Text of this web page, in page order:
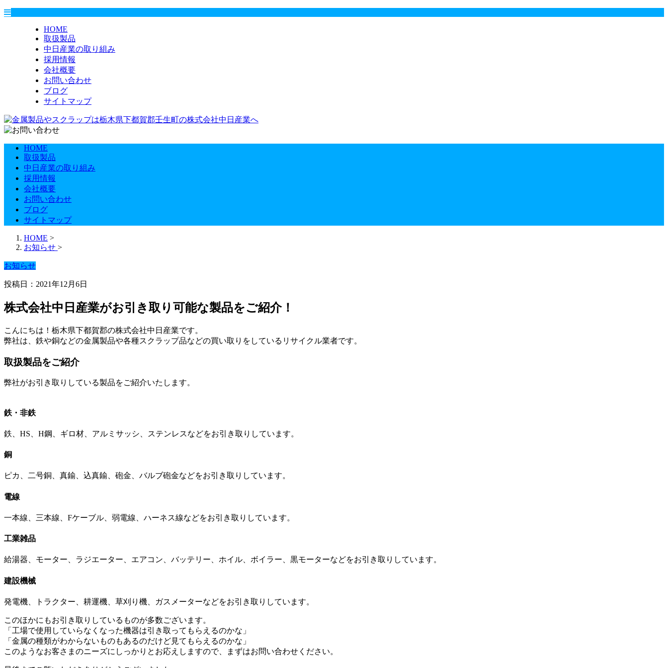
HOME
取扱製品
中日産業の取り組み
採用情報
会社概要
お問い合わせ
ブログ
サイトマップ
HOME
取扱製品
中日産業の取り組み
採用情報
会社概要
お問い合わせ
ブログ
サイトマップ
HOME >
お知らせ >
お知らせ
投稿日：2021年12月6日
株式会社中日産業がお引き取り可能な製品をご紹介！
こんにちは！栃木県下都賀郡の株式会社中日産業です。
弊社は、鉄や銅などの金属製品や各種スクラップ品などの買い取りをしているリサイクル業者です。
取扱製品をご紹介
弊社がお引き取りしている製品をご紹介いたします。
鉄・非鉄
鉄、HS、H鋼、ギロ材、アルミサッシ、ステンレスなどをお引き取りしています。
銅
ピカ、二号銅、真鍮、込真鍮、砲金、バルブ砲金などをお引き取りしています。
電線
一本線、三本線、Fケーブル、弱電線、ハーネス線などをお引き取りしています。
工業雑品
給湯器、モーター、ラジエーター、エアコン、バッテリー、ホイル、ボイラー、黒モーターなどをお引き取りしています。
建設機械
発電機、トラクター、耕運機、草刈り機、ガスメーターなどをお引き取りしています。
このほかにもお引き取りしているものが多数ございます。
「工場で使用していらなくなった機器は引き取ってもらえるのかな」
「金属の種類がわからないものもあるのだけど見てもらえるのかな」
このようなお客さまのニーズにしっかりとお応えしますので、まずはお問い合わせください。